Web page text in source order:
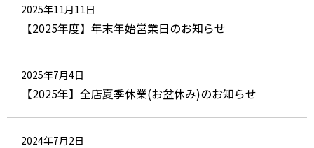
2025年11月11日
【2025年度】年末年始営業日のお知らせ
2025年7月4日
【2025年】全店夏季休業(お盆休み)のお知らせ
2024年7月2日